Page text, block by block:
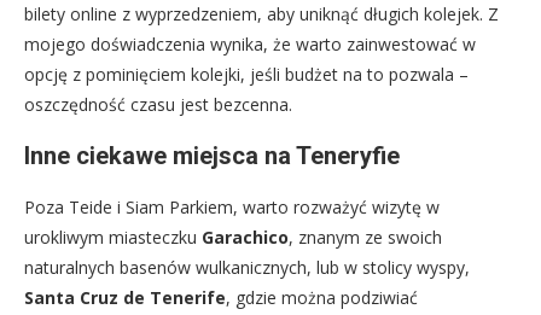
bilety online z wyprzedzeniem, aby uniknąć długich kolejek. Z
mojego doświadczenia wynika, że warto zainwestować w
opcję z pominięciem kolejki, jeśli budżet na to pozwala –
oszczędność czasu jest bezcenna.
Inne ciekawe miejsca na Teneryfie
Poza Teide i Siam Parkiem, warto rozważyć wizytę w
urokliwym miasteczku Garachico, znanym ze swoich
naturalnych basenów wulkanicznych, lub w stolicy wyspy,
Santa Cruz de Tenerife, gdzie można podziwiać